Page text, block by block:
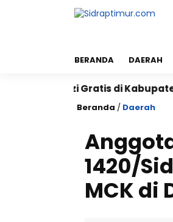
BERANDA DAERAH
Bergizi Gratis di Kabupaten
Beranda / Daerah
1420/
MCK di